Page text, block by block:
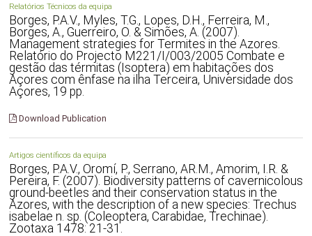
Relatórios Técnicos da equipa
Borges, P.A.V., Myles, T.G., Lopes, D.H., Ferreira, M.,
Borges, A., Guerreiro, O. & Simões, A. (2007).
Management strategies for Termites in the Azores.
Relatório do Projecto M221/I/003/2005 Combate e
gestão das térmitas (Isoptera) em habitações dos
Açores com ênfase na ilha Terceira, Universidade dos
Açores, 19 pp.
Download Publication
Artigos científicos da equipa
Borges, P.A.V., Oromí, P., Serrano, AR.M., Amorim, I.R. &
Pereira, F. (2007). Biodiversity patterns of cavernicolous
ground-beetles and their conservation status in the
Azores, with the description of a new species: Trechus
isabelae n. sp. (Coleoptera, Carabidae, Trechinae).
Zootaxa 1478: 21-31.